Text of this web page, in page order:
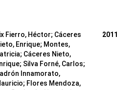
Fierro, Héctor; Cáceres
Enrique; Montes,
; Cáceres Nieto,
; Silva Forné, Carlos;
Innamorato,
; Flores Mendoza,
2011